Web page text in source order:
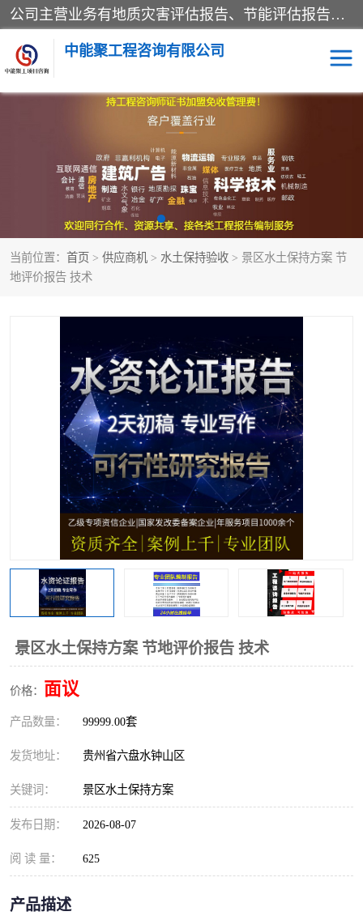
公司主营业务有地质灾害评估报告、节能评估报告、水土保持验收、水资源论证、土地复垦报告、项目可行性研究报告等。是经国家工商总局批准，在法律、法规、决定规定禁止的不得经营；法律、法规、决定规定应当许可（审批）的，经审批机关批准后凭许可（审批）文件经营;法律、法规，市场主体自主选择经营。
中能聚工程咨询有限公司
当前位置： 首页 > 供应商机 > 水土保持验收 > 景区水土保持方案 节
地评价报告 技术
景区水土保持方案 节地评价报告 技术
价格： 面议
产品数量： 99999.00套
发货地址： 贵州省六盘水钟山区
关键词： 景区水土保持方案
发布日期： 2026-08-07
阅 读 量： 625
产品描述
水资源论证报告 土地复垦报告
地质灾害评估报告 工程项目验收报告
节能评估报告